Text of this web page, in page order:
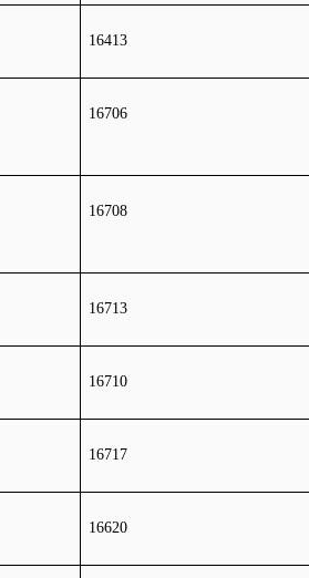
16413
16706
16708
16713
16710
16717
16620